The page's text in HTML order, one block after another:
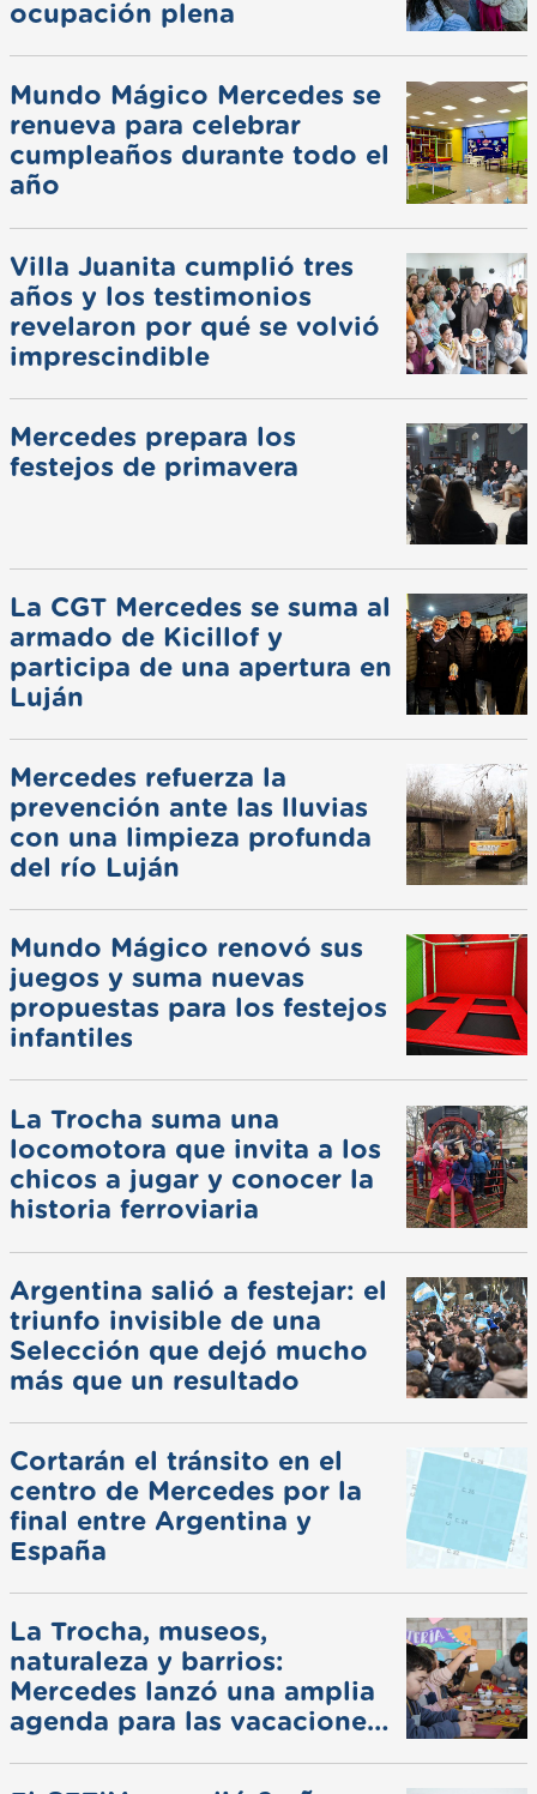
ocupación plena
Mundo Mágico Mercedes se
renueva para celebrar
cumpleaños durante todo el
año
Villa Juanita cumplió tres
años y los testimonios
revelaron por qué se volvió
imprescindible
Mercedes prepara los
festejos de primavera
La CGT Mercedes se suma al
armado de Kicillof y
participa de una apertura en
Luján
Mercedes refuerza la
prevención ante las lluvias
con una limpieza profunda
del río Luján
Mundo Mágico renovó sus
juegos y suma nuevas
propuestas para los festejos
infantiles
La Trocha suma una
locomotora que invita a los
chicos a jugar y conocer la
historia ferroviaria
Argentina salió a festejar: el
triunfo invisible de una
Selección que dejó mucho
más que un resultado
Cortarán el tránsito en el
centro de Mercedes por la
final entre Argentina y
España
La Trocha, museos,
naturaleza y barrios:
Mercedes lanzó una amplia
agenda para las vacaciones